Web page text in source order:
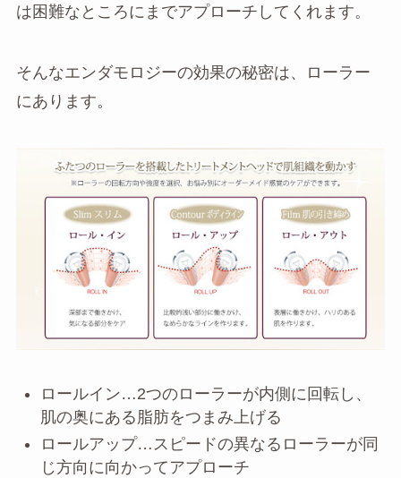
は困難なところにまでアプローチしてくれます。
そんなエンダモロジーの効果の秘密は、ローラー
にあります。
ロールイン…2つのローラーが内側に回転し、
肌の奥にある脂肪をつまみ上げる
ロールアップ…スピードの異なるローラーが同
じ方向に向かってアプローチ